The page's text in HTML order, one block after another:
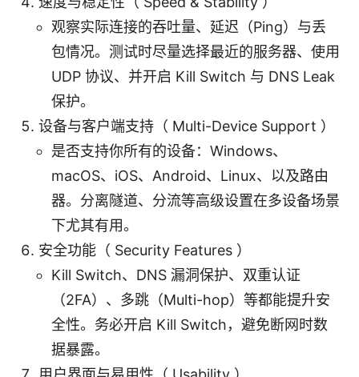
观察实际连接的吞吐量、延迟（Ping）与丢
包情况。测试时尽量选择最近的服务器、使用
UDP 协议、并开启 Kill Switch 与 DNS Leak
保护。
设备与客户端支持（ Multi-Device Support ）
是否支持你所有的设备：Windows、
macOS、iOS、Android、Linux、以及路由
器。分离隧道、分流等高级设置在多设备场景
下尤其有用。
安全功能（ Security Features ）
Kill Switch、DNS 漏洞保护、双重认证
（2FA）、多跳（Multi-hop）等都能提升安
全性。务必开启 Kill Switch，避免断网时数
据暴露。